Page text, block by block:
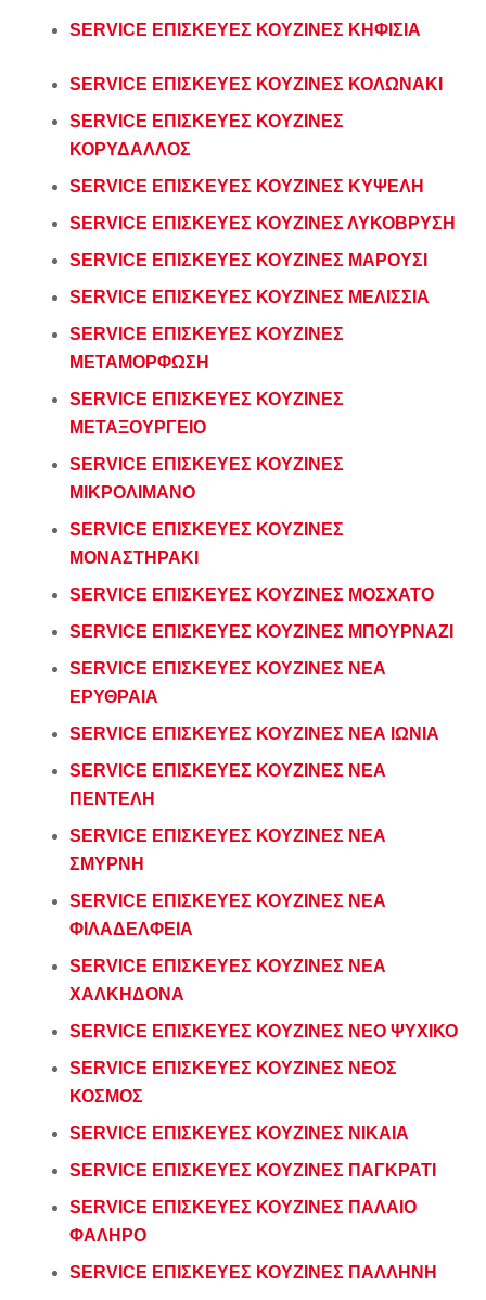
SERVICE ΕΠΙΣΚΕΥΕΣ ΚΟΥΖΙΝΕΣ ΚΗΦΙΣΙΑ
SERVICE ΕΠΙΣΚΕΥΕΣ ΚΟΥΖΙΝΕΣ ΚΟΛΩΝΑΚΙ
SERVICE ΕΠΙΣΚΕΥΕΣ ΚΟΥΖΙΝΕΣ
ΚΟΡΥΔΑΛΛΟΣ
SERVICE ΕΠΙΣΚΕΥΕΣ ΚΟΥΖΙΝΕΣ ΚΥΨΕΛΗ
SERVICE ΕΠΙΣΚΕΥΕΣ ΚΟΥΖΙΝΕΣ ΛΥΚΟΒΡΥΣΗ
SERVICE ΕΠΙΣΚΕΥΕΣ ΚΟΥΖΙΝΕΣ ΜΑΡΟΥΣΙ
SERVICE ΕΠΙΣΚΕΥΕΣ ΚΟΥΖΙΝΕΣ ΜΕΛΙΣΣΙΑ
SERVICE ΕΠΙΣΚΕΥΕΣ ΚΟΥΖΙΝΕΣ
ΜΕΤΑΜΟΡΦΩΣΗ
SERVICE ΕΠΙΣΚΕΥΕΣ ΚΟΥΖΙΝΕΣ
ΜΕΤΑΞΟΥΡΓΕΙΟ
SERVICE ΕΠΙΣΚΕΥΕΣ ΚΟΥΖΙΝΕΣ
ΜΙΚΡΟΛΙΜΑΝΟ
SERVICE ΕΠΙΣΚΕΥΕΣ ΚΟΥΖΙΝΕΣ
ΜΟΝΑΣΤΗΡΑΚΙ
SERVICE ΕΠΙΣΚΕΥΕΣ ΚΟΥΖΙΝΕΣ ΜΟΣΧΑΤΟ
SERVICE ΕΠΙΣΚΕΥΕΣ ΚΟΥΖΙΝΕΣ ΜΠΟΥΡΝΑΖΙ
SERVICE ΕΠΙΣΚΕΥΕΣ ΚΟΥΖΙΝΕΣ ΝΕΑ
ΕΡΥΘΡΑΙΑ
SERVICE ΕΠΙΣΚΕΥΕΣ ΚΟΥΖΙΝΕΣ ΝΕΑ ΙΩΝΙΑ
SERVICE ΕΠΙΣΚΕΥΕΣ ΚΟΥΖΙΝΕΣ ΝΕΑ
ΠΕΝΤΕΛΗ
SERVICE ΕΠΙΣΚΕΥΕΣ ΚΟΥΖΙΝΕΣ ΝΕΑ
ΣΜΥΡΝΗ
SERVICE ΕΠΙΣΚΕΥΕΣ ΚΟΥΖΙΝΕΣ ΝΕΑ
ΦΙΛΑΔΕΛΦΕΙΑ
SERVICE ΕΠΙΣΚΕΥΕΣ ΚΟΥΖΙΝΕΣ ΝΕΑ
ΧΑΛΚΗΔΟΝΑ
SERVICE ΕΠΙΣΚΕΥΕΣ ΚΟΥΖΙΝΕΣ ΝΕΟ ΨΥΧΙΚΟ
SERVICE ΕΠΙΣΚΕΥΕΣ ΚΟΥΖΙΝΕΣ ΝΕΟΣ
ΚΟΣΜΟΣ
SERVICE ΕΠΙΣΚΕΥΕΣ ΚΟΥΖΙΝΕΣ ΝΙΚΑΙΑ
SERVICE ΕΠΙΣΚΕΥΕΣ ΚΟΥΖΙΝΕΣ ΠΑΓΚΡΑΤΙ
SERVICE ΕΠΙΣΚΕΥΕΣ ΚΟΥΖΙΝΕΣ ΠΑΛΑΙΟ
ΦΑΛΗΡΟ
SERVICE ΕΠΙΣΚΕΥΕΣ ΚΟΥΖΙΝΕΣ ΠΑΛΛΗΝΗ